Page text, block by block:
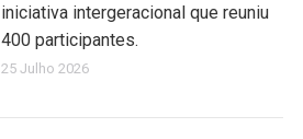
iniciativa intergeracional que reuniu
400 participantes.
25 Julho 2026